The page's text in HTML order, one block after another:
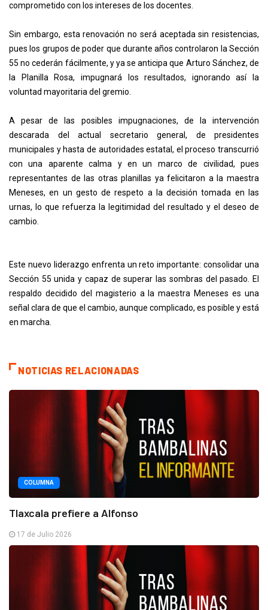
comprometido con los intereses de los docentes.
Sin embargo, esta renovación no será aceptada sin resistencias,
pues los grupos de poder que durante años controlaron la Sección
55 no cederán fácilmente, y ya se anticipa que Arturo Sánchez, de
la Planilla Rosa, impugnará los resultados, ignorando así la
voluntad mayoritaria del gremio.
A pesar de las posibles impugnaciones, de la intervención
descarada del actual secretario general, de presidentes
municipales y hasta de autoridades estatal, el proceso transcurrió
con una aparente calma y en un marco de civilidad, pues
representantes de las otras planillas ya felicitaron a la maestra
Meneses, en un gesto de respeto a la decisión tomada en las
urnas, lo que refuerza la legitimidad del resultado y el deseo de
cambio.
Este nuevo liderazgo enfrenta un reto importante: consolidar una
Sección 55 unida y capaz de superar las sombras del pasado. El
respaldo decidido del magisterio a la maestra Meneses es una
señal clara de que el cambio, aunque complicado, es posible y está
en marcha.
NOTICIAS RELACIONADAS
COLUMNA
Tlaxcala prefiere a Alfonso
17 de Julio 2026